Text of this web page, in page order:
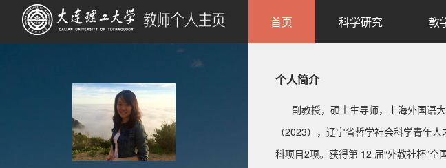
首页 科学研究 教
个人简介
副教授，硕士生导师，上海外国语大
（2023），辽宁省哲学社会科学青年
科项目2项。获得第 12 届“外教社杯”全